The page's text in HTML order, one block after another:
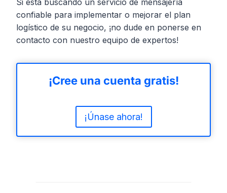
Si está buscando un servicio de mensajería
confiable para implementar o mejorar el plan
logístico de su negocio, ¡no dude en ponerse en
contacto con nuestro equipo de expertos!
¡Cree una cuenta gratis!
¡Únase ahora!